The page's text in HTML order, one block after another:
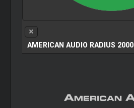
AMERICAN AUDIO RADIUS 2000